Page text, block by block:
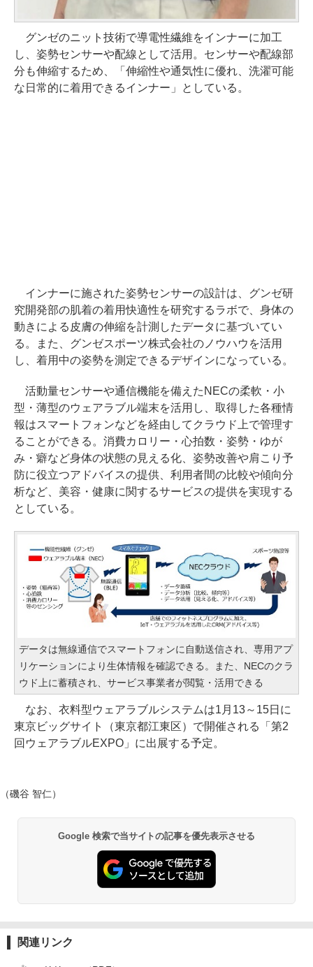
グンゼのニット技術で導電性繊維をインナーに加工
し、姿勢センサーや配線として活用。センサーや配線部
分も伸縮するため、「伸縮性や通気性に優れ、洗濯可能
な日常的に着用できるインナー」としている。
インナーに施された姿勢センサーの設計は、グンゼ研
究開発部の肌着の着用快適性を研究するラボで、身体の
動きによる皮膚の伸縮を計測したデータに基づいてい
る。また、グンゼスポーツ株式会社のノウハウを活用
し、着用中の姿勢を測定できるデザインになっている。
活動量センサーや通信機能を備えたNECの柔軟・小
型・薄型のウェアラブル端末を活用し、取得した各種情
報はスマートフォンなどを経由してクラウド上で管理す
ることができる。消費カロリー・心拍数・姿勢・ゆが
み・癖など身体の状態の見える化、姿勢改善や肩こり予
防に役立つアドバイスの提供、利用者間の比較や傾向分
析など、美容・健康に関するサービスの提供を実現する
としている。
データは無線通信でスマートフォンに自動送信され、専用アプ
リケーションにより生体情報を確認できる。また、NECのクラ
ウド上に蓄積され、サービス事業者が閲覧・活用できる
なお、衣料型ウェアラブルシステムは1月13～15日に
東京ビッグサイト（東京都江東区）で開催される「第2
回ウェアラブルEXPO」に出展する予定。
（磯谷 智仁）
Google 検索で当サイトの記事を優先表示させる
関連リンク